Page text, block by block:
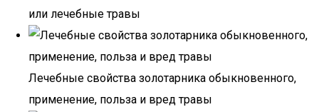
или лечебные травы
Лечебные свойства золотарника обыкновенного,
применение, польза и вред травы